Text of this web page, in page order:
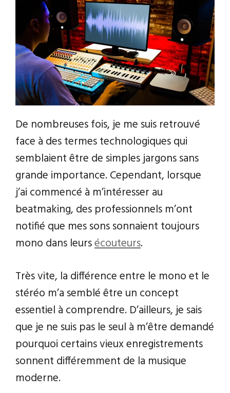
De nombreuses fois, je me suis retrouvé
face à des termes technologiques qui
semblaient être de simples jargons sans
grande importance. Cependant, lorsque
j’ai commencé à m’intéresser au
beatmaking, des professionnels m’ont
notifié que mes sons sonnaient toujours
mono dans leursécouteurs.
Très vite, la différence entre le mono et le
stéréo m’a semblé être un concept
essentiel à comprendre. D’ailleurs, je sais
que je ne suis pas le seul à m’être demandé
pourquoi certains vieux enregistrements
sonnent différemment de la musique
moderne.